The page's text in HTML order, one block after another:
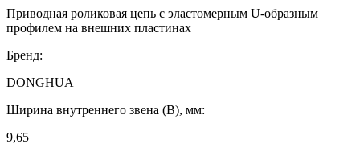
Приводная роликовая цепь с эластомерным U-образным
профилем на внешних пластинах
Бренд:
DONGHUA
Ширина внутреннего звена (B), мм:
9,65